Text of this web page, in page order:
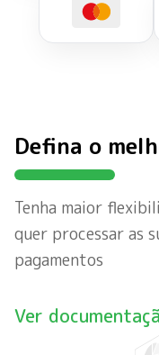
Defina o
Tenha maior
quer processar as
pagamentos
Ver